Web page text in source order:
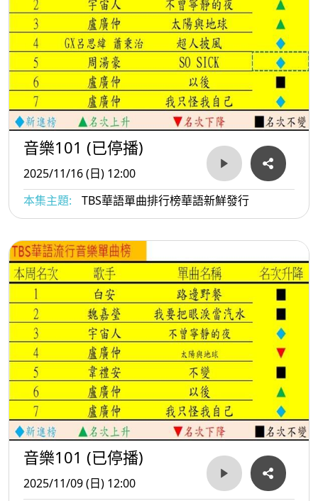
音樂101 (已停播)
2025/11/16 (日) 12:00
本集主題:
TBS華語單曲排行榜華語新鮮發行
音樂101 (已停播)
2025/11/09 (日) 12:00